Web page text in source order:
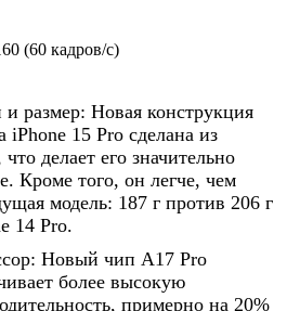
(60 кадров/с)
и размер: Новая конструкция
iPhone 15 Pro сделана из
что делает его значительно
Кроме того, он легче, чем
модель: 187 г против 206 г
14 Pro.
Новый чип A17 Pro
более высокую
примерно на 20%